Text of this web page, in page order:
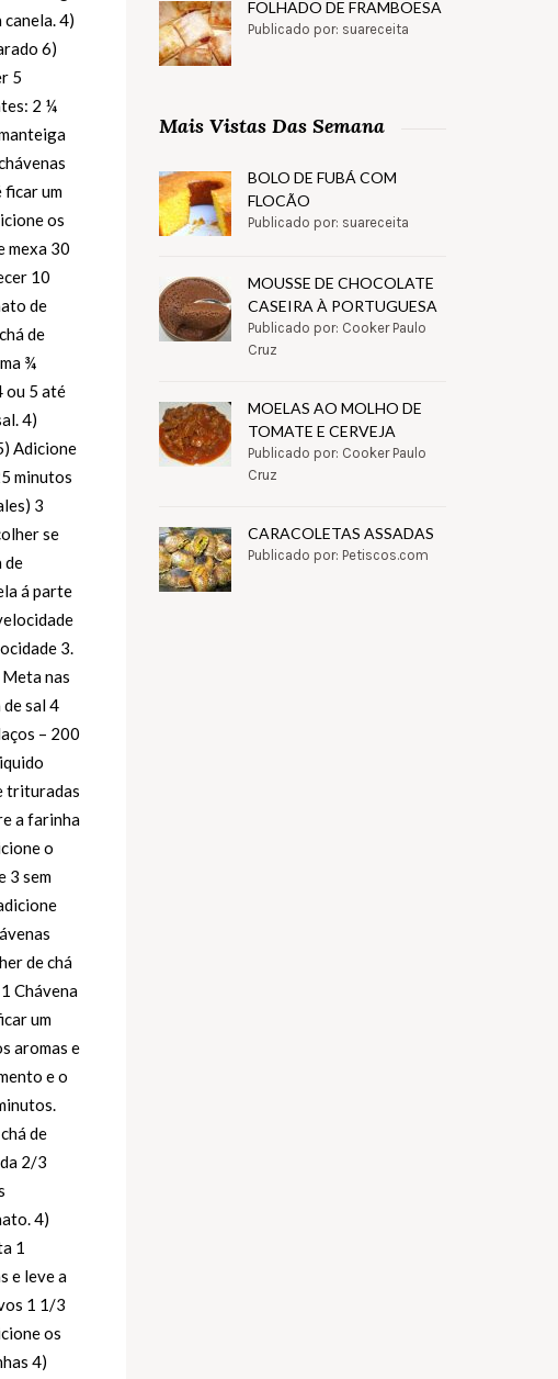
FOLHADO DE FRAMBOESA
Publicado por: suareceita
Mais Vistas Das Semana
BOLO DE FUBÁ COM
FLOCÃO
Publicado por: suareceita
MOUSSE DE CHOCOLATE
CASEIRA À PORTUGUESA
Publicado por: Cooker Paulo
Cruz
MOELAS AO MOLHO DE
TOMATE E CERVEJA
Publicado por: Cooker Paulo
Cruz
CARACOLETAS ASSADAS
Publicado por: Petiscos.com